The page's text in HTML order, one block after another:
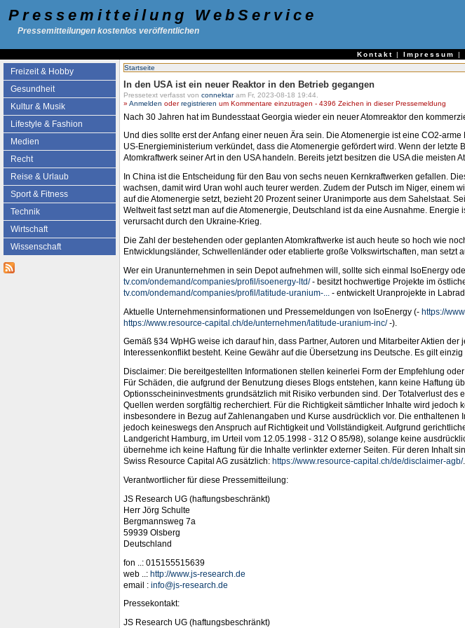
Pressemitteilung WebService
Pressemitteilungen kostenlos veröffentlichen
Kontakt | Impressum |
Freizeit & Hobby
Gesundheit
Kultur & Musik
Lifestyle & Fashion
Medien
Recht
Reise & Urlaub
Sport & Fitness
Technik
Wirtschaft
Wissenschaft
Startseite
In den USA ist ein neuer Reaktor in den Betrieb gegangen
Pressetext verfasst von connektaram Fr, 2023-08-18 19:44.
» Anmelden oderregistrieren um Kommentare einzutragen - 4396 Zeichen in dieser Pressemeldung
Nach 30 Jahren hat im Bundesstaat Georgia wieder ein neuer Atomreaktor den
Und dies sollte erst der Anfang einer neuen Ära sein. Die Atomenergie ist eine CO2-
US-Energieministerium verkündet, dass die Atomenergie gefördert wird. Wenn der
Atomkraftwerk seiner Art in den USA handeln. Bereits jetzt besitzen die USA die meisten
In China ist die Entscheidung für den Bau von sechs neuen Kernkraftwerken gefallen.
wachsen, damit wird Uran wohl auch teurer werden. Zudem der Putsch im Niger, einem
auf die Atomenergie setzt, bezieht 20 Prozent seiner Uranimporte aus dem Sahelstaat.
Weltweit fast setzt man auf die Atomenergie, Deutschland ist da eine Ausnahme.
verursacht durch den Ukraine-Krieg.
Die Zahl der bestehenden oder geplanten Atomkraftwerke ist auch heute so hoch wie
Entwicklungsländer, Schwellenländer oder etablierte große Volkswirtschaften, man
Wer ein Uranunternehmen in sein Depot aufnehmen will, sollte sich einmal IsoEnergy
tv.com/ondemand/companies/profil/isoenergy-ltd/- besitzt hochwertige Projekte im
tv.com/ondemand/companies/profil/latitude-uranium-...
- entwickelt Uranprojekte in
Aktuelle Unternehmensinformationen und Pressemeldungen von IsoEnergy (- https://
https://www.resource-capital.ch/de/unternehmen/latitude-uranium-inc/-).
Gemäß §34 WpHG weise ich darauf hin, dass Partner, Autoren und Mitarbeiter Aktien
Interessenkonflikt besteht. Keine Gewähr auf die Übersetzung ins Deutsche. Es gilt
Disclaimer: Die bereitgestellten Informationen stellen keinerlei Form der Empfehlung
Für Schäden, die aufgrund der Benutzung dieses Blogs entstehen, kann keine Haftung
Optionsscheininvestments grundsätzlich mit Risiko verbunden sind. Der Totalverlust
Quellen werden sorgfältig recherchiert. Für die Richtigkeit sämtlicher Inhalte wird
insbesondere in Bezug auf Zahlenangaben und Kurse ausdrücklich vor. Die
jedoch keineswegs den Anspruch auf Richtigkeit und Vollständigkeit. Aufgrund
Landgericht Hamburg, im Urteil vom 12.05.1998 - 312 O 85/98), solange keine
übernehme ich keine Haftung für die Inhalte verlinkter externer Seiten. Für deren Inhalt
Swiss Resource Capital AG zusätzlich: https://www.resource-capital.ch/de/disclaimer-agb/.
Verantwortlicher für diese Pressemitteilung:
JS Research UG (haftungsbeschränkt)
Herr Jörg Schulte
Bergmannsweg 7a
59939 Olsberg
Deutschland
fon ..: 015155515639
web ..: http://www.js-research.de
email : info@js-research.de
Pressekontakt:
JS Research UG (haftungsbeschränkt)